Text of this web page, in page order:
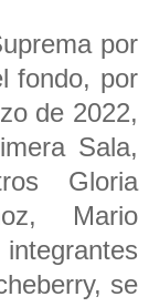
por
fondo, por
de 2022,
Sala,
Gloria
Mario
se